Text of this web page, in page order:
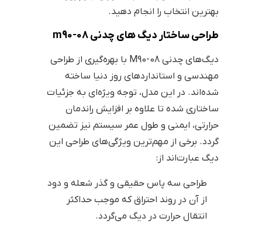
بهترین انتخاب را انجام دهید.
طراحی ساختار دیگ های چدنی m90-08
دیگ‌های چدنی M90-08 با بهره‌گیری از طراحی
مهندسی و استانداردهای روز دنیا ساخته
شده‌اند. در این مدل، توجه ویژه‌ای به جزئیات
ساختاری شده تا علاوه بر افزایش راندمان
حرارتی، ایمنی و طول عمر سیستم نیز تضمین
گردد. برخی از مهم‌ترین ویژگی‌های طراحی این
دیگ عبارت‌اند از:
طراحی سه پاس حقیقی و گذر شعله و دود
از آن در روند احتراق که موجب حداکثر
انتقال حرارت در دیگ می‌گردد.